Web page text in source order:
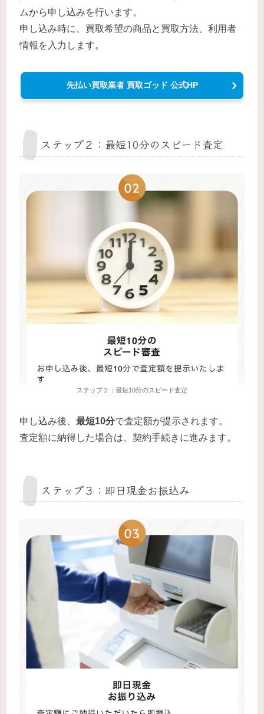
ムから申し込みを行います。
申し込み時に、買取希望の商品と買取方法、利用者
情報を入力します。
先払い買取業者 買取ゴッド 公式HP
ステップ２：最短10分のスピード査定
ステップ２：最短10分のスピード査定
申し込み後、 最短10分で査定額が提示されます。
査定額に納得した場合は、契約手続きに進みます。
ステップ３：即日現金お振込み